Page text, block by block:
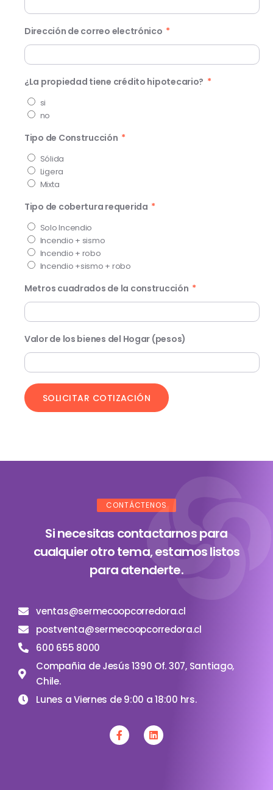
Dirección de correo electrónico
¿La propiedad tiene crédito hipotecario?
si
no
Tipo de Construcción
Sólida
Ligera
Mixta
Tipo de cobertura requerida
Solo Incendio
Incendio + sismo
Incendio + robo
Incendio +sismo + robo
Metros cuadrados de la construcción
Valor de los bienes del Hogar (pesos)
SOLICITAR COTIZACIÓN
CONTÁCTENOS
Si necesitas contactarnos para
cualquier otro tema, estamos listos
para atenderte.
ventas@sermecoopcorredora.cl
postventa@sermecoopcorredora.cl
600 655 8000
Compañia de Jesús 1390 Of. 307, Santiago,
Chile.
Lunes a Viernes de 9:00 a 18:00 hrs.